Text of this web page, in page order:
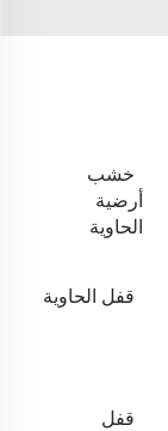
خشب
أرضية
الحاوية
قفل الحاوية
قفل